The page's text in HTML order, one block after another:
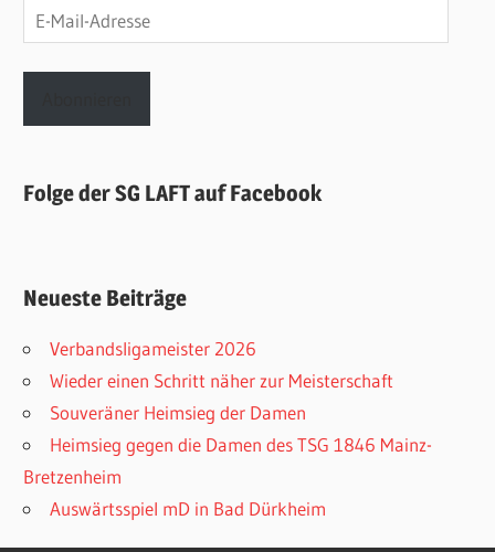
E-
Mail-
Adresse
Folge der SG LAFT auf Facebook
Neueste Beiträge
Verbandsligameister 2026
Wieder einen Schritt näher zur Meisterschaft
Souveräner Heimsieg der Damen
Heimsieg gegen die Damen des TSG 1846 Mainz-
Bretzenheim
Auswärtsspiel mD in Bad Dürkheim